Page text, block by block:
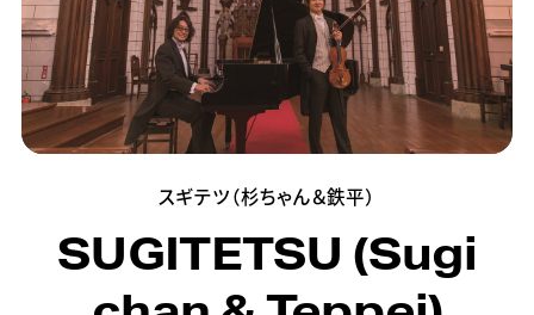
スギテツ（杉ちゃん＆鉄平）
SUGITETSU (Sugi